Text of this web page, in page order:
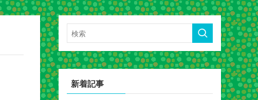
新着記事